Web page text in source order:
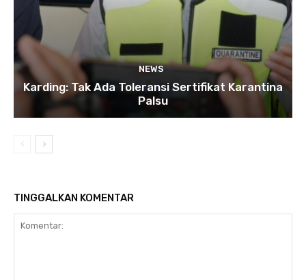
NEWS
Karding: Tak Ada Toleransi Sertifikat Karantina
Palsu
TINGGALKAN KOMENTAR